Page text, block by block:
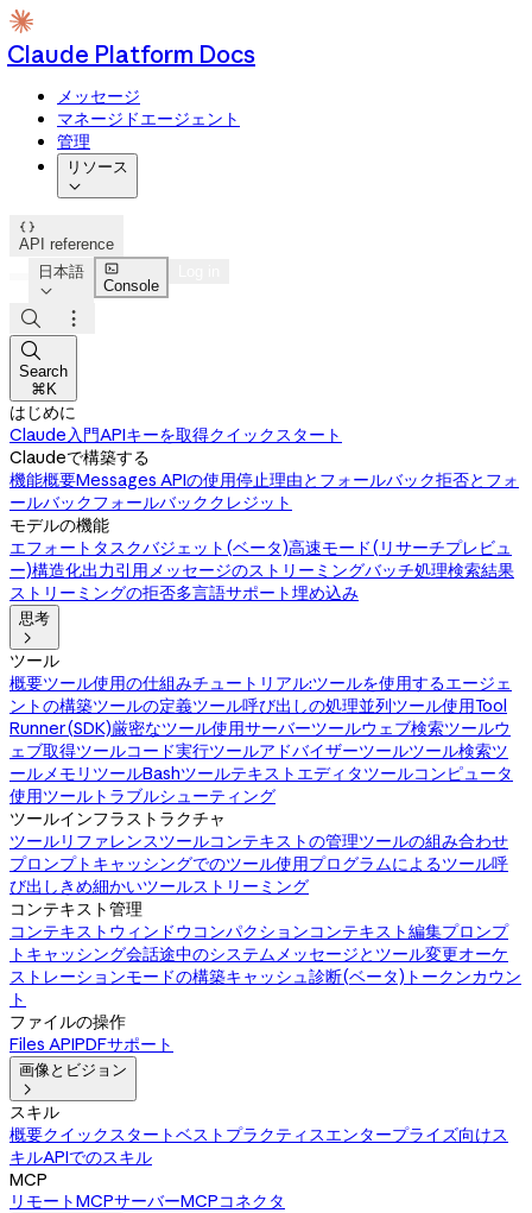
Claude Platform Docs
メッセージ
マネージドエージェント
管理
リソース


API reference
日本語


Console



Search
⌘K
はじめに
Claude入門APIキーを取得クイックスタート
Claudeで構築する
機能概要Messages APIの使用停止理由とフォールバック拒否とフォ
ールバックフォールバッククレジット
モデルの機能
エフォート タスクバジェット(ベータ)高速モード(リサーチプレビュ
ー)構造化出力引用メッセージのストリーミングバッチ処理検索結果
ストリーミングの拒否多言語サポート埋め込み
思考

ツール
概要ツール使用の仕組みチュートリアル:ツールを使用するエージェ
ントの構築ツールの定義ツール呼び出しの処理並列ツール使用Tool
Runner(SDK)厳密なツール使用サーバーツールウェブ検索ツールウ
ェブ取得ツールコード実行ツールアドバイザーツールツール検索ツ
ールメモリツールBashツールテキストエディタツールコンピュータ
使用ツール トラブルシューティング
ツールインフラストラクチャ
ツールリファレンスツールコンテキストの管理ツールの組み合わせ
プロンプトキャッシングでのツール使用プログラムによるツール呼
び出し きめ細かいツールストリーミング
コンテキスト管理
コンテキストウィンドウ コンパクションコンテキスト編集プロンプ
トキャッシング会話途中のシステムメッセージとツール変更オーケ
ストレーションモードの構築キャッシュ診断(ベータ) トークンカウン
ト
ファイルの操作
Files APIPDFサポート
画像とビジョン

スキル
概要クイックスタートベストプラクティスエンタープライズ向けス
キルAPIでのスキル
MCP
リモートMCPサーバーMCPコネクタ